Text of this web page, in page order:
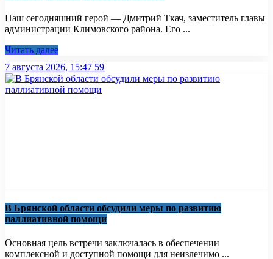
Наш сегодняшний герой — Дмитрий Ткач, заместитель главы
администрации Климовского района. Его ...
Читать далее
7 августа 2026, 15:47 59
В Брянской области обсудили меры по развитию
паллиативной помощи
Основная цель встречи заключалась в обеспечении
комплексной и доступной помощи для неизлечимо ...